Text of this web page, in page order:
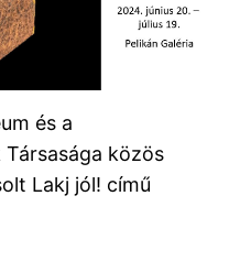
és a
közös
Lakj jól! című